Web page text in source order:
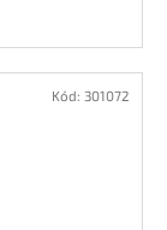
Kód: 301072